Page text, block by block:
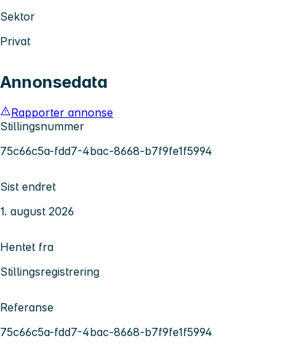
Sektor
Privat
Annonsedata
Rapporter annonse
Stillingsnummer
75c66c5a-fdd7-4bac-8668-b7f9fe1f5994
Sist endret
1. august 2026
Hentet fra
Stillingsregistrering
Referanse
75c66c5a-fdd7-4bac-8668-b7f9fe1f5994